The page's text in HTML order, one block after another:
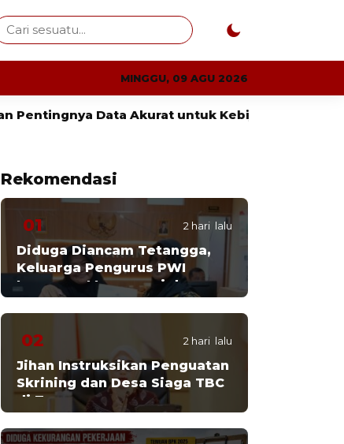
MINGGU, 09 AGU 2026
Akurat untuk Kebijakan Tepat Sasaran
Rekomendasi
01 2 hari lalu
Diduga Diancam Tetangga,
Keluarga Pengurus PWI
Lampung Mengungsi dan
Lapor Polisi
02 2 hari lalu
Jihan Instruksikan Penguatan
Skrining dan Desa Siaga TBC
di Tanggamus